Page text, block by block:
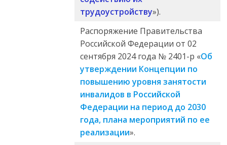
трудоустройству»).
Распоряжение Правительства
Российской Федерации от 02
сентября 2024 года № 2401-р «Об
утверждении Концепции по
повышению уровня занятости
инвалидов в Российской
Федерации на период до 2030
года, плана мероприятий по ее
реализации».